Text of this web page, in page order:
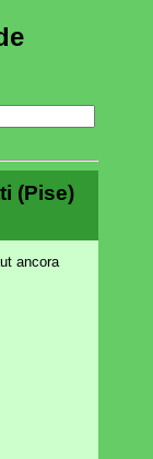
(Pise)
ancora